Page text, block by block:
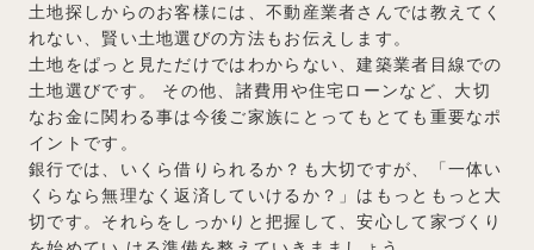
土地探しからのお客様には、不動産業者さんでは教えてく
れない、賢い土地選びの方法もお伝えします。
土地をぱっと見ただけではわからない、建築業者目線での
土地選びです。
その他、諸費用や住宅ローンなど、大切
なお金に関わる事は今後ご家族にとってもとても重要なポ
イントです。
銀行では、いくら借りられるか？も大切ですが、「一体い
くらなら無理なく返済していけるか？」はもっともっと大
切です。それらをしっかりと把握して、安心して家づくり